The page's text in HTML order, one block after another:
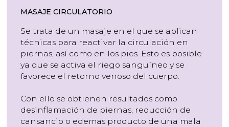
MASAJE CIRCULATORIO
Se trata de un masaje en el que se aplican
técnicas para reactivar la circulación en
piernas, así como en los pies. Esto es posible
ya que se activa el riego sanguíneo y se
favorece el retorno venoso del cuerpo.
Con ello se obtienen resultados como
desinflamación de piernas, reducción de
cansancio o edemas producto de una mala